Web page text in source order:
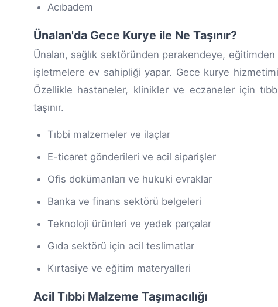
Acıbadem
Ünalan'da Gece Kurye ile Ne Taşınır?
Ünalan, sağlık sektöründen perakendeye,
işletmelere ev sahipliği yapar. Gece kurye
Özellikle hastaneler, klinikler ve eczaneler için
taşınır.
Tıbbi malzemeler ve ilaçlar
E-ticaret gönderileri ve acil siparişler
Ofis dokümanları ve hukuki evraklar
Banka ve finans sektörü belgeleri
Teknoloji ürünleri ve yedek parçalar
Gıda sektörü için acil teslimatlar
Kırtasiye ve eğitim materyalleri
Acil Tıbbi Malzeme Taşımacılığı